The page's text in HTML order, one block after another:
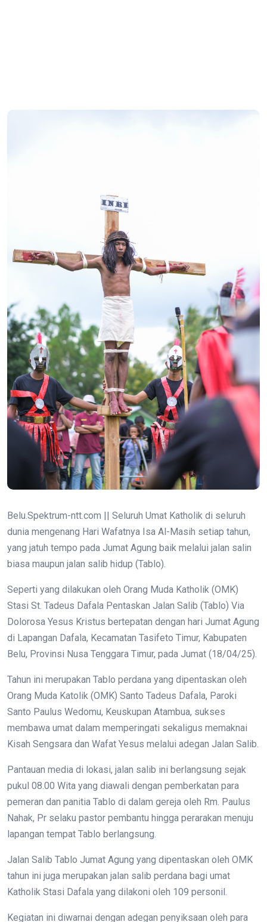
Belu.Spektrum-ntt.com || Seluruh Umat Katholik di seluruh
dunia mengenang Hari Wafatnya Isa Al-Masih setiap tahun,
yang jatuh tempo pada Jumat Agung baik melalui jalan salin
biasa maupun jalan salib hidup (Tablo).
Seperti yang dilakukan oleh Orang Muda Katholik (OMK)
Stasi St. Tadeus Dafala Pentaskan Jalan Salib (Tablo) Via
Dolorosa Yesus Kristus bertepatan dengan hari Jumat Agung
di Lapangan Dafala, Kecamatan Tasifeto Timur, Kabupaten
Belu, Provinsi Nusa Tenggara Timur, pada Jumat (18/04/25).
Tahun ini merupakan Tablo perdana yang dipentaskan oleh
Orang Muda Katolik (OMK) Santo Tadeus Dafala, Paroki
Santo Paulus Wedomu, Keuskupan Atambua, sukses
membawa umat dalam memperingati sekaligus memaknai
Kisah Sengsara dan Wafat Yesus melalui adegan Jalan Salib.
Pantauan media di lokasi, jalan salib ini berlangsung sejak
pukul 08.00 Wita yang diawali dengan pemberkatan para
pemeran dan panitia Tablo di dalam gereja oleh Rm. Paulus
Nahak, Pr selaku pastor pembantu hingga perarakan menuju
lapangan tempat Tablo berlangsung.
Jalan Salib Tablo Jumat Agung yang dipentaskan oleh OMK
tahun ini juga merupakan jalan salib perdana bagi umat
Katholik Stasi Dafala yang dilakoni oleh 109 personil.
Kegiatan ini diwarnai dengan adegan penyiksaan oleh para